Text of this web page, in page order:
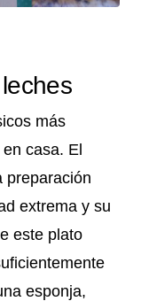
más
casa. El
preparación
extrema y su
este plato
esponja,